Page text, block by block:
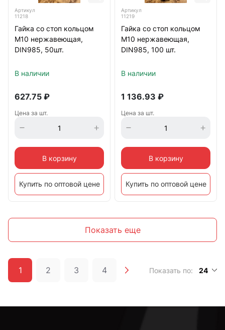
Артикул
11218
Гайка со стоп кольцом
М10 нержавеющая,
DIN985, 50шт.
В наличии
627.75 ₽
Цена за шт.
В корзину
Купить по оптовой цене
Артикул
11219
Гайка со стоп кольцом
М10 нержавеющая,
DIN985, 100 шт.
В наличии
1 136.93 ₽
Цена за шт.
В корзину
Купить по оптовой цене
Показать еще
1 2 3 4 Показать по: 24